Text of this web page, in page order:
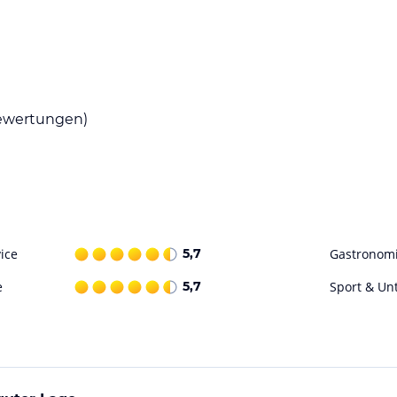
Möglichkeiten für
Tage am Strand oder erkunden Sie die
in der Nähe von Parks und Grünflächen,
5,7
5,7 Sport &